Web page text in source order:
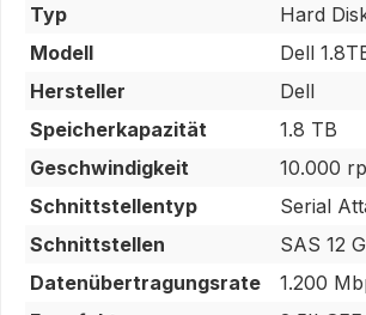
Typ
Hard
Modell
Dell
Hersteller
Dell
Speicherkapazität
1.8 TB
Geschwindigkeit
10.000
Schnittstellentyp
Serial
Schnittstellen
SAS 12
Datenübertragungsrate
1.200